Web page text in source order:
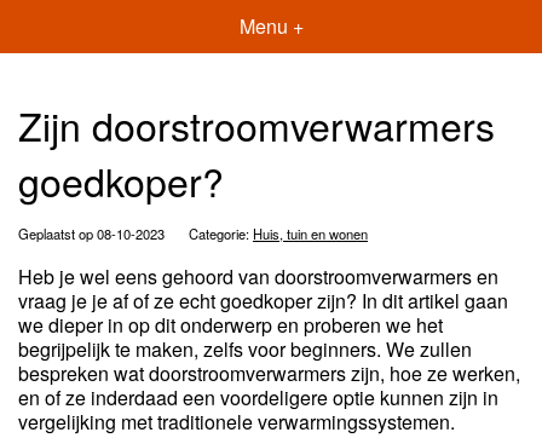
Menu +
Zijn doorstroomverwarmers
goedkoper?
Geplaatst op 08-10-2023 Categorie: Huis, tuin en wonen
Heb je wel eens gehoord van doorstroomverwarmers en
vraag je je af of ze echt goedkoper zijn? In dit artikel gaan
we dieper in op dit onderwerp en proberen we het
begrijpelijk te maken, zelfs voor beginners. We zullen
bespreken wat doorstroomverwarmers zijn, hoe ze werken,
en of ze inderdaad een voordeligere optie kunnen zijn in
vergelijking met traditionele verwarmingssystemen.